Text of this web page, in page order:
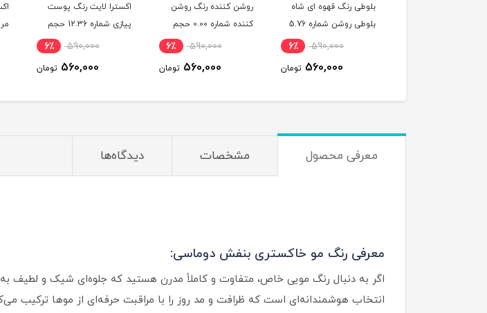
بلوطی رنگ قهوه ای شاه
بلوطی روشن شماره 5.76
590,000 6٪
560,000 تومان
روشن کننده رنگ روشن
کننده شماره 0.00 حجم
590,000 6٪
560,000 تومان
اکسترا لایت رنگ پوست
پیازی شماره 12.36 حجم
590,000 6٪
560,000 تومان
معرفی محصول مشخصات دیدگاه‌ها
معرفی رنگ مو خاکستری بنفش دوماسی:
اگر به دنبال رنگ مویی خاص، متفاوت و کاملاً مدرن هستید که جلوه‌ای شیک و
انتخاب هوشمندانه‌ای است که ظرافت و مد روز را با مراقبت حرفه‌ای از موها ترکیب